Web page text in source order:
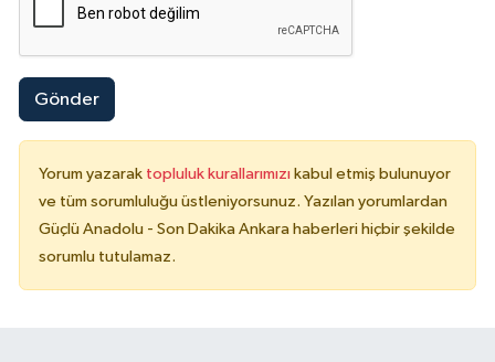
Gönder
Yorum yazarak topluluk kurallarımızı kabul etmiş bulunuyor
ve tüm sorumluluğu üstleniyorsunuz. Yazılan yorumlardan
Güçlü Anadolu - Son Dakika Ankara haberleri hiçbir şekilde
sorumlu tutulamaz.